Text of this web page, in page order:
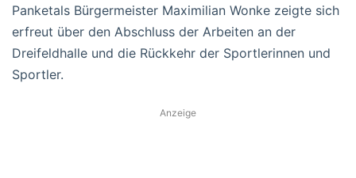
Panketals Bürgermeister Maximilian Wonke zeigte sich
erfreut über den Abschluss der Arbeiten an der
Dreifeldhalle und die Rückkehr der Sportlerinnen und
Sportler.
Anzeige